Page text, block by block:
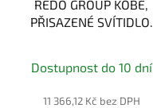
REDO GROUP KOBE,
PŘISAZENÉ SVÍTIDLO,
Dostupnost do 10 dní
11 366,12 Kč bez DPH